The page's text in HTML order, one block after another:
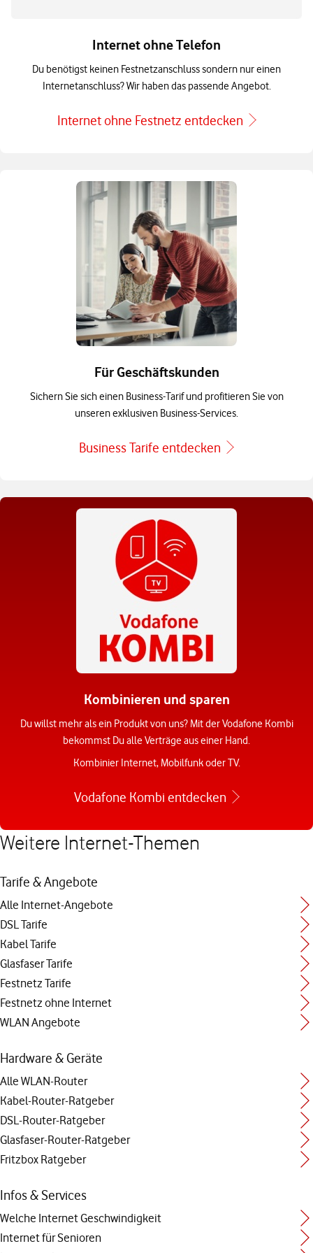
Internet ohne Telefon
Du benötigst keinen Festnetzanschluss sondern nur einen
Internetanschluss? Wir haben das passende Angebot.
Internet ohne Festnetz entdecken
Für Geschäftskunden
Sichern Sie sich einen Business-Tarif und profitieren Sie von
unseren exklusiven Business-Services.
Business Tarife entdecken
Kombinieren und sparen
Du willst mehr als ein Produkt von uns? Mit der Vodafone Kombi
bekommst Du alle Verträge aus einer Hand.
Kombinier Internet, Mobilfunk oder TV.
Vodafone Kombi entdecken
Weitere Internet-Themen
Tarife & Angebote
Alle Internet-Angebote
DSL Tarife
Kabel Tarife
Glasfaser Tarife
Festnetz Tarife
Festnetz ohne Internet
WLAN Angebote
Hardware & Geräte
Alle WLAN-Router
Kabel-Router-Ratgeber
DSL-Router-Ratgeber
Glasfaser-Router-Ratgeber
Fritzbox Ratgeber
Infos & Services
Welche Internet Geschwindigkeit
Internet für Senioren